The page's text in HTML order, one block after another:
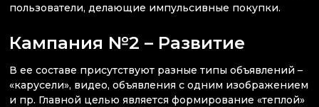
пользователи, делающие импульсивные покупки.
Кампания №2 – Развитие
В ее составе присутствуют разные типы объявлений –
«карусели», видео, объявления с одним изображением
и пр. Главной целью является формирование «теплой»